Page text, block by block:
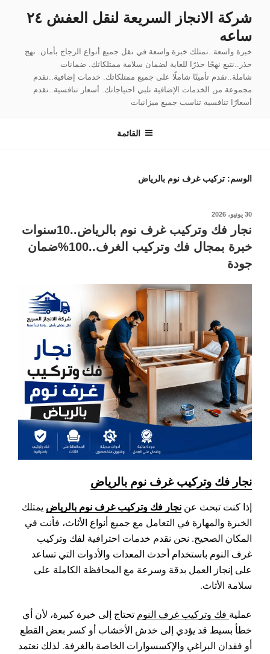
المحتوى
شركة الانجاز السريعة لنقل العفش ٢٤
ساعه
خبرة واسعة..نمتلك خبرة واسعة في نقل جميع أنواع الزجاج بأمان. نهج
حذر..نتبع نهجًا حذرًا للغاية لضمان سلامة ممتلكاتك. ضمانات
شاملة..نقدم تأمينًا شاملًا على جميع ممتلكاتك. خدمات إضافية..نقدم
مجموعة من الخدمات الإضافية تلبي احتياجاتك. أسعار تنافسية..نقدم
أسعارًا تنافسية تناسب جميع ميزانيات
القائمة
الوسم: تركيب غرف نوم بالرياض
نُشر
30 يونيو، 2026
نجار فك وتركيب غرف نوم بالرياض..10سنوات
خبرة بمجال فك وتركيب الغرف..100%ضمان
جودة
نجار فك وتركيب غرف نوم بالرياض
إذا كنت تبحث عن نجار فك وتركيب غرف نوم بالرياض يمتلك
الخبرة والمهارة في التعامل مع جميع أنواع الأثاث، فأنت في
المكان الصحيح. نحن نقدم خدمات احترافية لفك وتركيب
غرف النوم باستخدام أحدث المعدات والأدوات التي تساعد
على إنجاز العمل بدقة وسرعة مع المحافظة الكاملة على
سلامة الأثاث.
عملية فك وتركيب غرف النوم تحتاج إلى خبرة كبيرة، لأن أي
خطأ بسيط قد يؤدي إلى خدش الأخشاب أو كسر بعض القطع
أو فقدان البراغي والإكسسوارات الخاصة بالغرفة. لذلك نعتمد